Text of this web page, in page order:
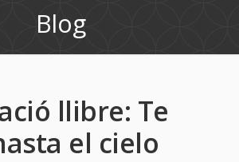
Blog
llibre: Te
el cielo